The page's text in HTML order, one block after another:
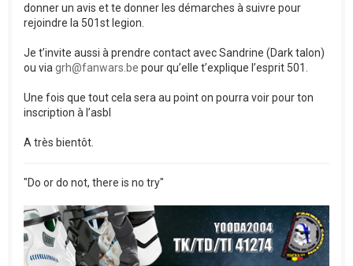
donner un avis et te donner les démarches à suivre pour
rejoindre la 501st legion.
Je t’invite aussi à prendre contact avec Sandrine (Dark talon)
ou via grh@fanwars.be pour qu’elle t’explique l’esprit 501.
Une fois que tout cela sera au point on pourra voir pour ton
inscription à l’asbl
A très bientôt.
"Do or do not, there is no try"